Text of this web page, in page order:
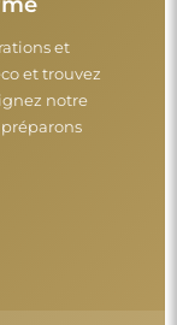
et
et trouvez
notre